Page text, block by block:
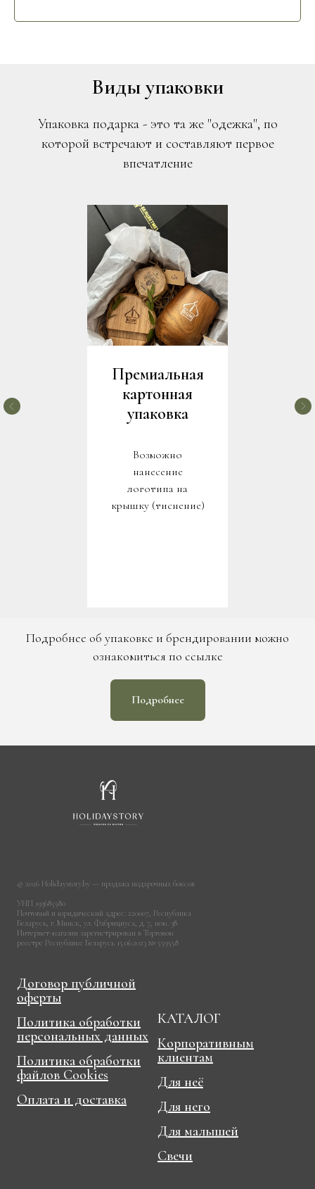
Виды упаковки
Упаковка подарка - это та же "одежка", по
которой встречают и составляют первое
впечатление
Премиальная
картонная
упаковка
Возможно
нанесение
логотипа на
крышку (тиснение)
Подробнее об упаковке и брендировании можно
ознакомиться по ссылке
Подробнее
© 2026 Holidaystory.by — продажа подарочных боксов
УНП 193685580
Почтовый и юридический адрес: 220007, Республика
Беларусь, г. Минск, ул. Фабрициуса, д. 7, пом. 38
Интернет-магазин зарегистрирован в Торговом
реестре Республике Беларусь 15.06.2023 № 559558
Договор публичной
оферты
Политика обработки
персональных данных
Политика обработки
файлов Cookies
Оплата и доставка
КАТАЛОГ
Корпоративным
клиентам
Для неё
Для него
Для малышей
Свечи